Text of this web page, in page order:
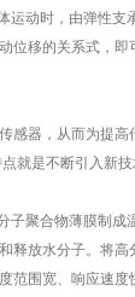
运动时，由弹性支
位移的关系式，即
感器，从而为提高
就是不断引入新
聚合物薄膜制成
释放水分子。将高
范围宽、响应速